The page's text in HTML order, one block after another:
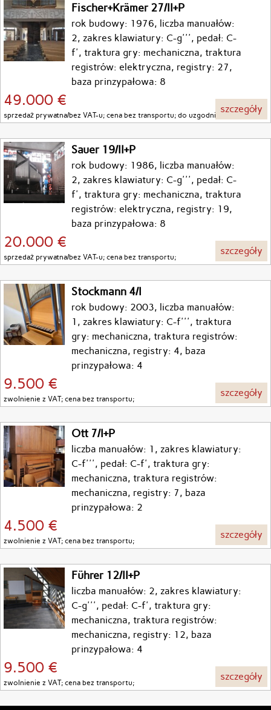
Fischer+Krämer 27/II+P
rok budowy: 1976, liczba manuałów:
2, zakres klawiatury: C-g''', pedał: C-
f', traktura gry: mechaniczna, traktura
registrów: elektryczna, registry: 27,
baza prinzypałowa: 8
49.000 €
sprzedaż prywatna/bez VAT-u; cena bez transportu; do uzgodnienia;
szczegóły
Sauer 19/II+P
rok budowy: 1986, liczba manuałów:
2, zakres klawiatury: C-g''', pedał: C-
f', traktura gry: mechaniczna, traktura
registrów: elektryczna, registry: 19,
baza prinzypałowa: 8
20.000 €
sprzedaż prywatna/bez VAT-u; cena bez transportu;
szczegóły
Stockmann 4/I
rok budowy: 2003, liczba manuałów:
1, zakres klawiatury: C-f''', traktura
gry: mechaniczna, traktura registrów:
mechaniczna, registry: 4, baza
prinzypałowa: 4
9.500 €
zwolnienie z VAT; cena bez transportu;
szczegóły
Ott 7/I+P
liczba manuałów: 1, zakres klawiatury:
C-f''', pedał: C-f', traktura gry:
mechaniczna, traktura registrów:
mechaniczna, registry: 7, baza
prinzypałowa: 2
4.500 €
zwolnienie z VAT; cena bez transportu;
szczegóły
Führer 12/II+P
liczba manuałów: 2, zakres klawiatury:
C-g''', pedał: C-f', traktura gry:
mechaniczna, traktura registrów:
mechaniczna, registry: 12, baza
prinzypałowa: 4
9.500 €
zwolnienie z VAT; cena bez transportu;
szczegóły